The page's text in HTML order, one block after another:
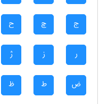
ج چ ح
ر ز ژ
ض ط ظ